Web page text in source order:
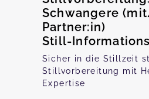
Schwangere
Partner:in)
Still-
Sicher in die Stillzeit
Stillvorbereitung mit
Expertise